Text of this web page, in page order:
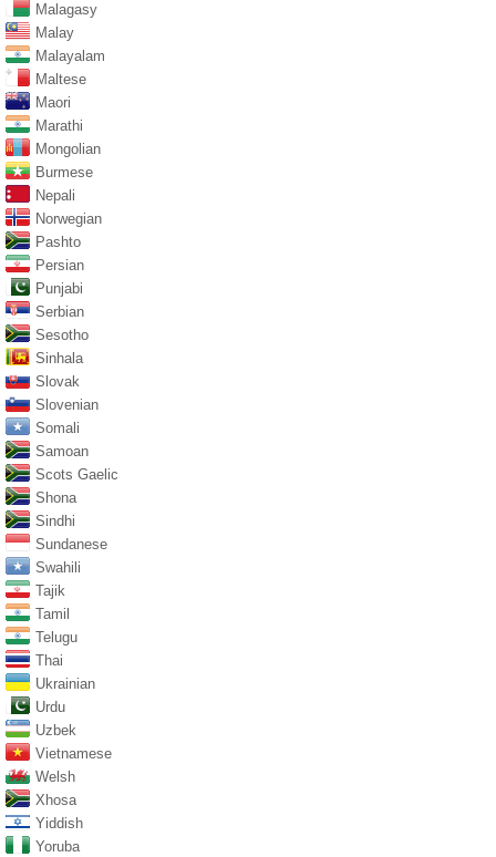
Malagasy
Malay
Malayalam
Maltese
Maori
Marathi
Mongolian
Burmese
Nepali
Norwegian
Pashto
Persian
Punjabi
Serbian
Sesotho
Sinhala
Slovak
Slovenian
Somali
Samoan
Scots Gaelic
Shona
Sindhi
Sundanese
Swahili
Tajik
Tamil
Telugu
Thai
Ukrainian
Urdu
Uzbek
Vietnamese
Welsh
Xhosa
Yiddish
Yoruba